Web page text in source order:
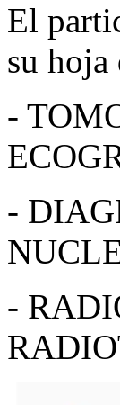
El
su hoja
-
-
-